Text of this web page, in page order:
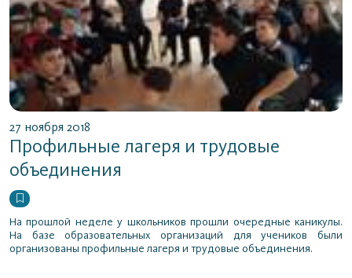
27 ноября 2018
Профильные лагеря и трудовые
объединения
На прошлой неделе у школьников прошли очередные каникулы.
На базе образовательных организаций для учеников были
организованы профильные лагеря и трудовые объединения.